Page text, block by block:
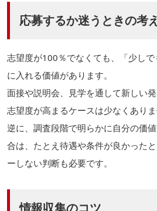
応募するか迷うときの考
志望度が100％でなくても、「少し
に入れる価値があります。
面接や説明会、見学を通して新しい
志望度が高まるケースは少なくありま
逆に、調査段階で明らかに自分の価
合は、たとえ待遇や条件が良かった
ーしない判断も必要です。
情報収集のコツ